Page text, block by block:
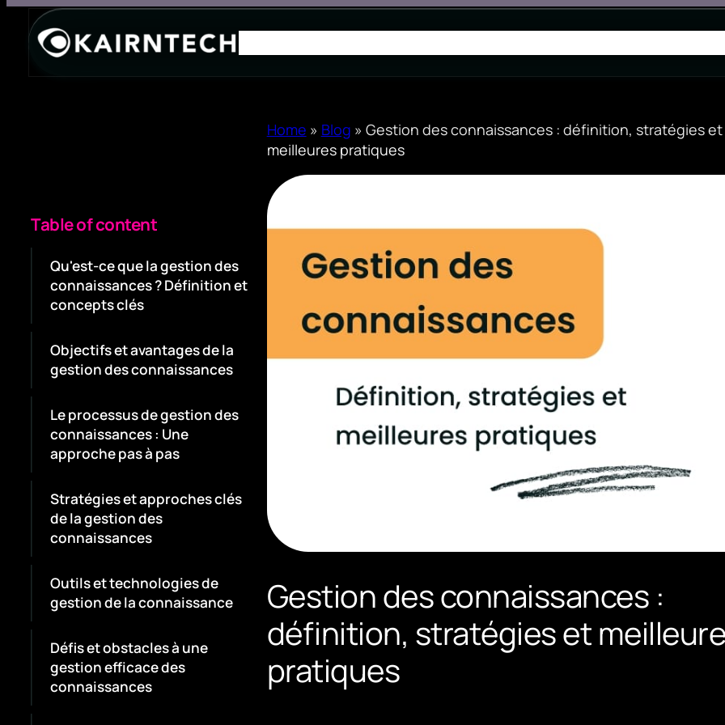
Table of content
Qu'est-ce que la gestion des
connaissances ? Définition et
concepts clés
Objectifs et avantages de la
gestion des connaissances
Le processus de gestion des
connaissances : Une
approche pas à pas
Stratégies et approches clés
de la gestion des
connaissances
Outils et technologies de
gestion de la connaissance
Défis et obstacles à une
gestion efficace des
connaissances
Home » Blog » Gestion des connaissances : définition, stratégies et
meilleures pratiques
Gestion des connaissances :
définition, stratégies et
pratiques